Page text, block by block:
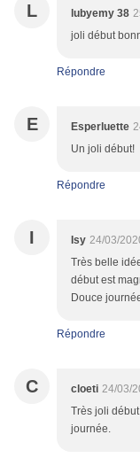
L lubyemy 38
joli début
Répondre
E Esperluette
Un joli début!
Répondre
I Isy 24/03/
Très belle
début est
Douce
Répondre
C cloeti 24/03/
Très joli
journée.